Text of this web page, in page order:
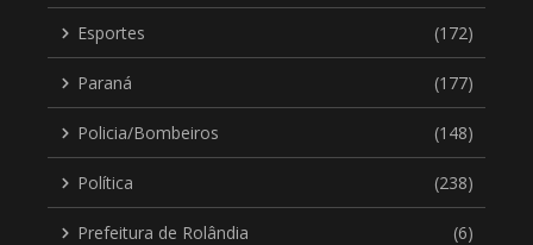
Esportes (172)
Paraná (177)
Policia/Bombeiros (148)
Política (238)
Prefeitura de Rolândia (6)